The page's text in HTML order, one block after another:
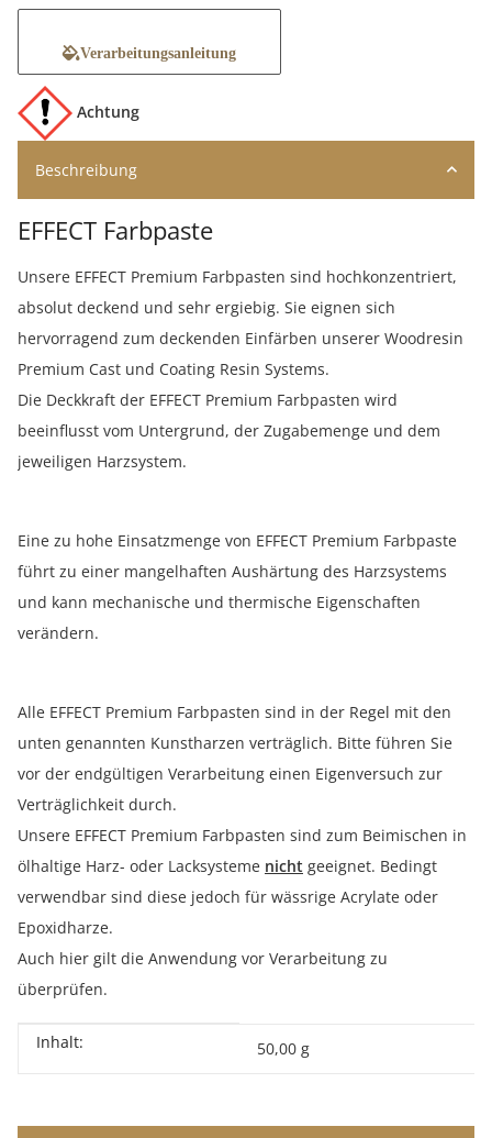
Verarbeitungsanleitung
Achtung
Beschreibung
EFFECT Farbpaste
Unsere EFFECT Premium Farbpasten sind hochkonzentriert,
absolut deckend und sehr ergiebig. Sie eignen sich
hervorragend zum deckenden Einfärben unserer Woodresin
Premium Cast und Coating Resin Systems.
Die Deckkraft der EFFECT Premium Farbpasten wird
beeinflusst vom Untergrund, der Zugabemenge und dem
jeweiligen Harzsystem.
Eine zu hohe Einsatzmenge von EFFECT Premium Farbpaste
führt zu einer mangelhaften Aushärtung des Harzsystems
und kann mechanische und thermische Eigenschaften
verändern.
Alle EFFECT Premium Farbpasten sind in der Regel mit den
unten genannten Kunstharzen verträglich. Bitte führen Sie
vor der endgültigen Verarbeitung einen Eigenversuch zur
Verträglichkeit durch.
Unsere EFFECT Premium Farbpasten sind zum Beimischen in
ölhaltige Harz- oder Lacksysteme nicht geeignet. Bedingt
verwendbar sind diese jedoch für wässrige Acrylate oder
Epoxidharze.
Auch hier gilt die Anwendung vor Verarbeitung zu
überprüfen.
Produkteigenschaft
Wert
Inhalt: 50,00 g